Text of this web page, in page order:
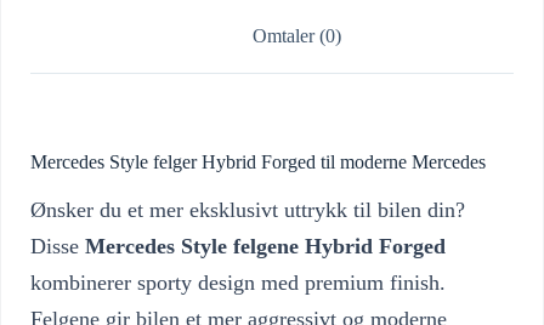
Omtaler (0)
Mercedes Style felger Hybrid Forged til moderne Mercedes
Ønsker du et mer eksklusivt uttrykk til bilen din?
Disse Mercedes Style felgene Hybrid Forged
kombinerer sporty design med premium finish.
Felgene gir bilen et mer aggressivt og moderne